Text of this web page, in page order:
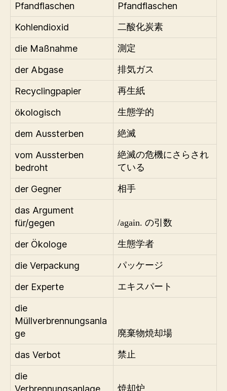
Pfandflaschen
Pfandflaschen
Kohlendioxid
二酸化炭素
die Maßnahme 測定
der Abgase 排気ガス
Recyclingpapier 再生紙
ökologisch 生態学的
dem Aussterben 絶滅
vom Aussterben
bedroht
絶滅の危機にさらされ
ている
der Gegner 相手
das Argument
für/gegen
/again. の引数
der Ökologe 生態学者
die Verpackung パッケージ
der Experte エキスパート
die
Müllverbrennungsanla
ge
廃棄物焼却場
das Verbot 禁止
die
焼却炉